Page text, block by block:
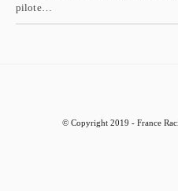
pilote…
© Copyright 2019 - France